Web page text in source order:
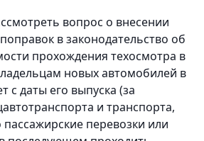
вопрос о внесении
в законодательство об
прохождения техосмотра в
новых автомобилей в
с даты его выпуска (за
и транспорта,
перевозки или